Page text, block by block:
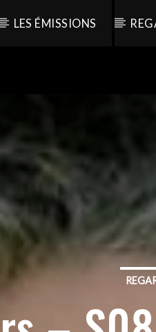
LES ÉMISSIONS